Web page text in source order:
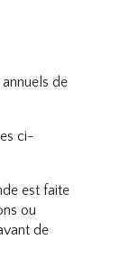
de
ci-
est faite
ou
de